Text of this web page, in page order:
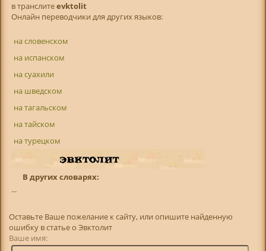
в транслитeevktolit
Онлайн переводчики для других языков:
на словенском
на испанском
на суахили
на шведском
на тагальском
на тайском
на турецком
В других словарях:
...
Оставьте Ваше пожелание к сайту, или опишите найденную
ошибку в статье о Эвктолит
Ваше имя: